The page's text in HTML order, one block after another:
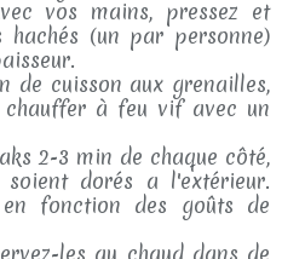
vos mains, pressez et
hachés (un par personne)
de cuisson aux grenailles,
à feu vif avec un
2-3 min de chaque côté,
dorés a l'extérieur.
fonction des goûts de